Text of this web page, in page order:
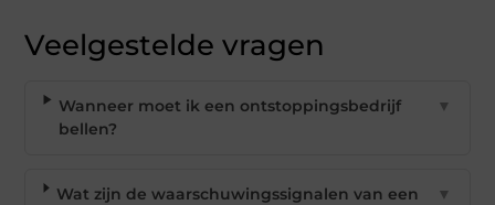
Veelgestelde vragen
Wanneer moet ik een ontstoppingsbedrijf
bellen?
▼
Wat zijn de waarschuwingssignalen van een
▼